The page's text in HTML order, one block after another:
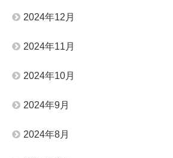
2024年12月
2024年11月
2024年10月
2024年9月
2024年8月